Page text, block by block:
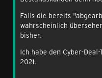
Falls die bereits
wahrscheinlich
bisher.
Ich habe den Cyber-
2021.